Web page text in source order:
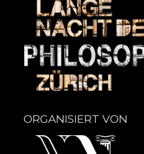
ORGANISIERT VON